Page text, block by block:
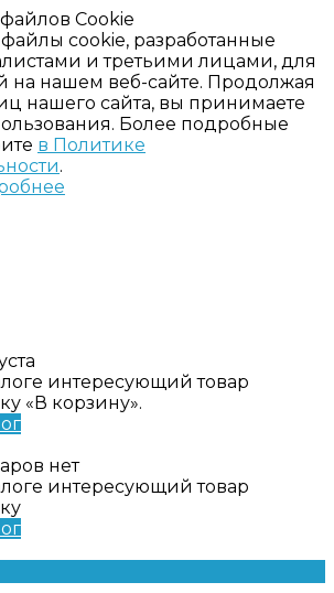
Cookie
cookie, разработанные
и третьими лицами, для
на нашем веб-сайте. Продолжая
нашего сайта, вы принимаете
Более подробные
в Политике
.
интересующий товар
«В корзину».
нет
интересующий товар